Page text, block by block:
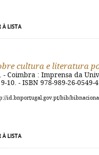
À LISTA
cultura e literatura
- Coimbra : Imprensa da
10. - ISBN 978-989-26-0549-4
id.bnportugal.gov.pt/bib/
À LISTA